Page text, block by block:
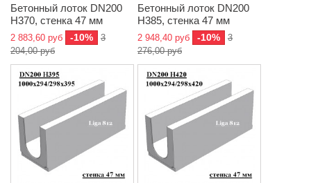
Бетонный лоток DN200
H370, стенка 47 мм
2 883,60 руб -10%
3
204,00 руб
Бетонный лоток DN200
H385, стенка 47 мм
2 948,40 руб -10%
3
276,00 руб